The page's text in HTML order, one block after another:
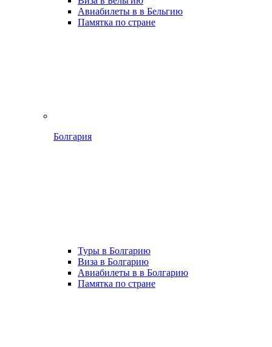
Авиабилеты в в Бельгию
Памятка по стране
Болгария
Туры в Болгарию
Виза в Болгарию
Авиабилеты в в Болгарию
Памятка по стране